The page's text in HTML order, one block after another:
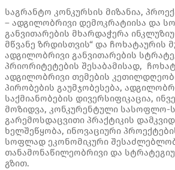
საგრანტო კონკურსის მიზანია,
– ადგილობრივი დემოკრატიისა და
განვითარების მხარდაჭერა
მწვანე ზრდისთვის“ და ჩოხატაურის
ადგილობრივი განვითარების
პრიორიტეტების შესაბამისად,
ადგილობრივი თემების
პირობების გაუმჯობესება,
საქმიანობების დივერსიფიკაცია,
მოზიდვა, კონკურენტული სასოფლო-
გარემოსდაცვითი პრაქტიკის
ხელშეწყობა, ინოვაციური
სოფლად ეკონომიკური
თანამონაწილეობრივი და
გზით.